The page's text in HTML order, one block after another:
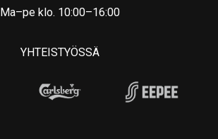
Ma–pe klo. 10:00–16:00
YHTEISTYÖSSÄ